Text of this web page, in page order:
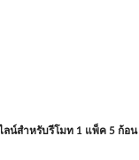
ลน์สำหรับรีโมท 1 แพ็ค 5 ก้อน